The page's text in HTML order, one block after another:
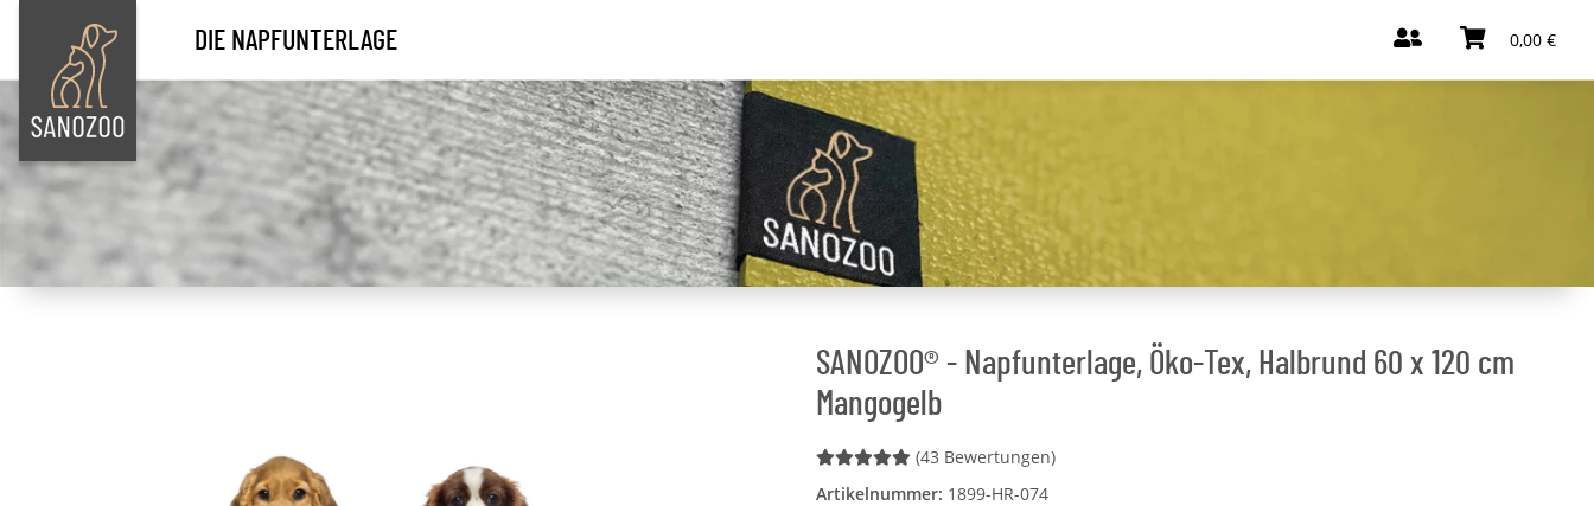
0,00 €
DIE NAPFUNTERLAGE
SANOZOO® - Napfunterlage, Öko-Tex, Halbrund 60 x 120 cm
Mangogelb
(43 Bewertungen)
Artikelnummer: 1899-HR-074